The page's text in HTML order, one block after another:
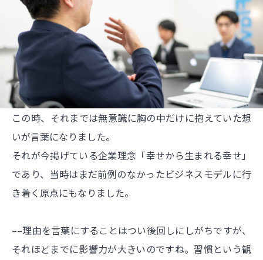
この時、それまでは無意識に胸の中だけに抱えていた想
いが言葉になりました。
それが今掲げている企業理念「幸せから生まれる幸せ」
であり、当時はまだ前例のなかったビジネスモデルに行
き着く原点にもなりました。
––理由を言葉にすることはつい後回しにしがちですが、
それほどまでに影響力が大きいのですね。習慣という観